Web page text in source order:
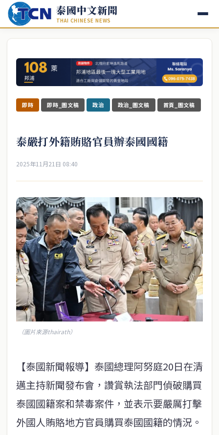
泰國中文新聞
THAI CHINESE NEWS
即時 即時_圖文稿 政治 政治_圖文稿 首頁_圖文稿
泰嚴打外籍賄賂官員辦泰國國籍
2025年11月21日 08:40
（圖片來源thairath）
【泰國新聞報導】泰國總理阿努庭20日在清
邁主持新聞發布會，讚賞執法部門偵破購買
泰國國籍案和禁毒案件，並表示要嚴厲打擊
外國人賄賂地方官員購買泰國國籍的情況。